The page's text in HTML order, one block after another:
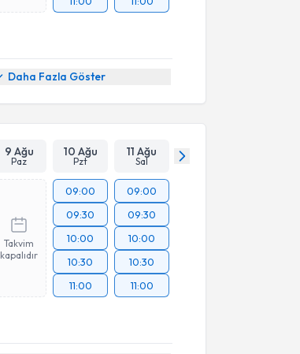
Daha Fazla Göster
9 Ağu
Paz
10 Ağu
Pzt
11 Ağu
Sal
Takvim
kapalıdır
09:00
09:30
10:00
10:30
11:00
09:00
09:30
10:00
10:30
11:00